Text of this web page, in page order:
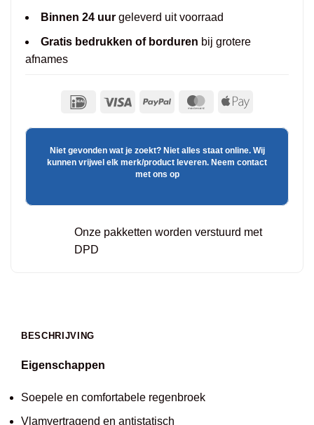
Binnen 24 uurgeleverd uit voorraad
Gratis bedrukken of borduren bij grotere
afnames
Niet gevonden wat je zoekt? Niet alles staat online. Wij
kunnen vrijwel elk merk/product leveren. Neem contact
met ons op
Onze pakketten worden verstuurd met
DPD
BESCHRIJVING
Eigenschappen
Soepele en comfortabele regenbroek
Vlamvertragend en antistatisch